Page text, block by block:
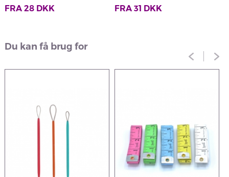
Pindebeskyttere
FRA 28DKK
beige
FRA 31 DKK
Du kan få brug for